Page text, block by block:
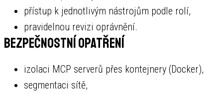
přístup k jednotlivým nástrojům podle rolí,
pravidelnou revizi oprávnění.
Bezpečnostní opatření
izolaci MCP serverů přes kontejnery (Docker),
segmentaci sítě,